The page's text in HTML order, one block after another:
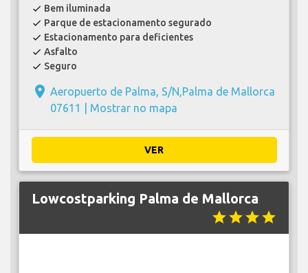
check Bem iluminada
check Parque de estacionamento segurado
check Estacionamento para deficientes
check Asfalto
check Seguro
place Aeropuerto de Palma, S/N,Palma de Mallorca
07611 | Mostrar no mapa
VER
Lowcostparking Palma de Mallorca
starstarstarstar